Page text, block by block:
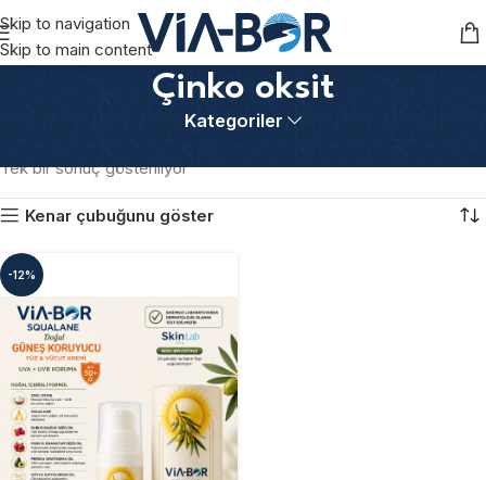
Skip to navigation
Skip to main content
Çinko oksit
Kategoriler
Tek bir sonuç gösteriliyor
Kenar çubuğunu göster
-12%